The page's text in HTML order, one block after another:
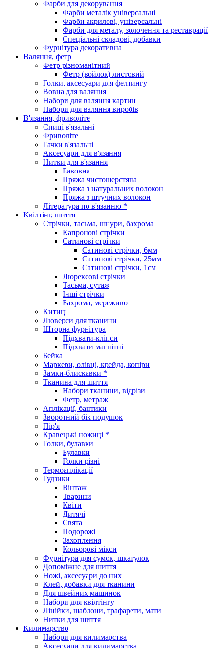
Фарби для декорування
Фарби металік універсальні
Фарби акрилові, універсальні
Фарби для металу, золочення та реставрації
Спеціальні складові, добавки
Фурнітура декоративна
Валяння, фетр
Фетр різноманітний
Фетр (войлок) листовий
Голки, аксесуари для фелтингу
Вовна для валяння
Набори для валяння картин
Набори для валяння виробів
В'язання, фриволіте
Спиці в'язальні
Фриволіте
Гачки в'язальні
Аксесуари для в'язання
Нитки для в'язання
Бавовна
Пряжа чистошерстяна
Пряжа з натуральних волокон
Пряжа з штучних волокон
Література по в'язанню *
Квілтінг, шиття
Стрічки, тасьма, шнури, бахрома
Капронові стрічки
Сатинові стрічки
Сатинові стрічки, 6мм
Сатинові стрічки, 25мм
Сатинові стрічки, 1см
Люрексові стрічки
Тасьма, сутаж
Інші стрічки
Бахрома, мереживо
Китиці
Люверси для тканини
Шторна фурнітура
Підхвати-кліпси
Підхвати магнітні
Бейка
Маркери, олівці, крейда, копіри
Замки-блискавки *
Тканина для шиття
Набори тканини, відрізи
Фетр, метраж
Аплікації, бантики
Зворотний бік подушок
Пір'я
Кравецькі ножиці *
Голки, булавки
Булавки
Голки різні
Термоаплікації
Гудзики
Вінтаж
Тварини
Квіти
Дитячі
Свята
Подорожі
Захоплення
Кольорові мікси
Фурнітура для сумок, шкатулок
Допоміжне для шиття
Ножі, аксесуари до них
Клей, добавки для тканини
Для швейних машинок
Набори для квілтінгу
Лінійки, шаблони, трафарети, мати
Нитки для шиття
Килимарство
Набори для килимарства
Аксесуари для килимарства